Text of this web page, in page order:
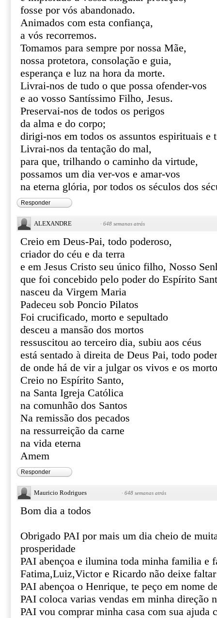
fosse por vós abandonado.
Animados com esta confiança,
a vós recorremos.
Tomamos para sempre por nossa Mãe,
nossa protetora, consolação e guia,
esperança e luz na hora da morte.
Livrai-nos de tudo o que possa ofender-vos
e ao vosso Santíssimo Filho, Jesus.
Preservai-nos de todos os perigos
da alma e do corpo;
dirigi-nos em todos os assuntos espirituais e
Livrai-nos da tentação do mal,
para que, trilhando o caminho da virtude,
possamos um dia ver-vos e amar-vos
na eterna glória, por todos os séculos dos
Responder
ALEXANDRE · 648 semanas atrás
Creio em Deus-Pai, todo poderoso,
criador do céu e da terra
e em Jesus Cristo seu único filho, Nosso
que foi concebido pelo poder do Espírito
nasceu da Virgem Maria
Padeceu sob Poncio Pilatos
Foi crucificado, morto e sepultado
desceu a mansão dos mortos
ressuscitou ao terceiro dia, subiu aos céus
está sentado à direita de Deus Pai, todo
de onde há de vir a julgar os vivos e os
Creio no Espírito Santo,
na Santa Igreja Católica
na comunhão dos Santos
Na remissão dos pecados
na ressurreição da carne
na vida eterna
Amem
Responder
Mauricio Rodrigues · 648 semanas atrás
Bom dia a todos
Obrigado PAI por mais um dia cheio de
prosperidade
PAI abençoa e ilumina toda minha familia e
Fatima,Luiz,Victor e Ricardo não deixe faltar
PAI abençoa o Henrique, te peço em nome
PAI coloca varias vendas em minha direção
PAI vou comprar minha casa com sua ajuda